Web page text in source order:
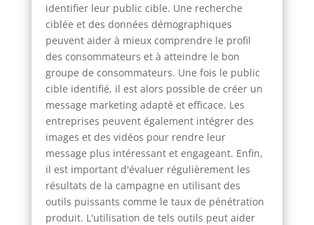
identifier leur public cible. Une recherche
ciblée et des données démographiques
peuvent aider à mieux comprendre le profil
des consommateurs et à atteindre le bon
groupe de consommateurs. Une fois le public
cible identifié, il est alors possible de créer un
message marketing adapté et efficace. Les
entreprises peuvent également intégrer des
images et des vidéos pour rendre leur
message plus intéressant et engageant. Enfin,
il est important d'évaluer régulièrement les
résultats de la campagne en utilisant des
outils puissants comme le taux de pénétration
produit. L'utilisation de tels outils peut aider